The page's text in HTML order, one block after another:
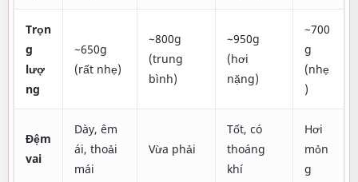
Trọn
g
lượ
ng
~650g
(rất nhẹ)
~800g
(trung
bình)
~950g
(hơi
nặng)
~700
g
(nhẹ
)
Đệm
vai
Dày, êm
ái, thoải
mái
Vừa phải
Tốt, có
thoáng
khí
Hơi
mỏn
g